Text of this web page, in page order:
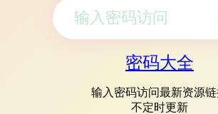
密码大全
输入密码访问最新资源
不定时更新